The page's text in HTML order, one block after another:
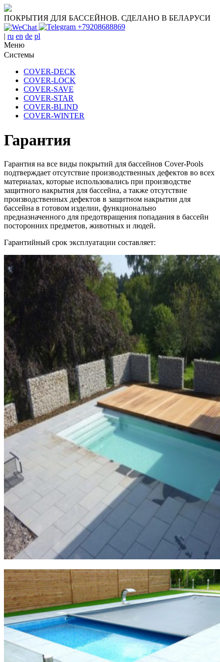
ПОКРЫТИЯ ДЛЯ БАССЕЙНОВ. СДЕЛАНО В БЕЛАРУСИ
+79208688869
| ru en de pl
Меню
Системы
COVER-DECK
COVER-LOСK
COVER-SAVE
COVER-STAR
COVER-BLIND
COVER-WINTER
Гарантия
Гарантия на все виды покрытий для бассейнов Cover-Pools
подтверждает отсутствие производственных дефектов во всех
материалах, которые использовались при производстве
защитного накрытия для бассейна, а также отсутствие
производственных дефектов в защитном накрытии для
бассейна в готовом изделии, функционально
предназначенного для предотвращения попадания в бассейн
посторонних предметов, животных и людей.
Гарантийный срок эксплуатации составляет: